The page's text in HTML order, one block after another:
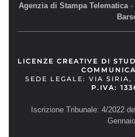
Agenzia di Stampa Telematica-
LICENZE CREATIVE DI
SEDE LEGALE: VIA
P.IVA:
Iscrizione Tribunale: 4/2022